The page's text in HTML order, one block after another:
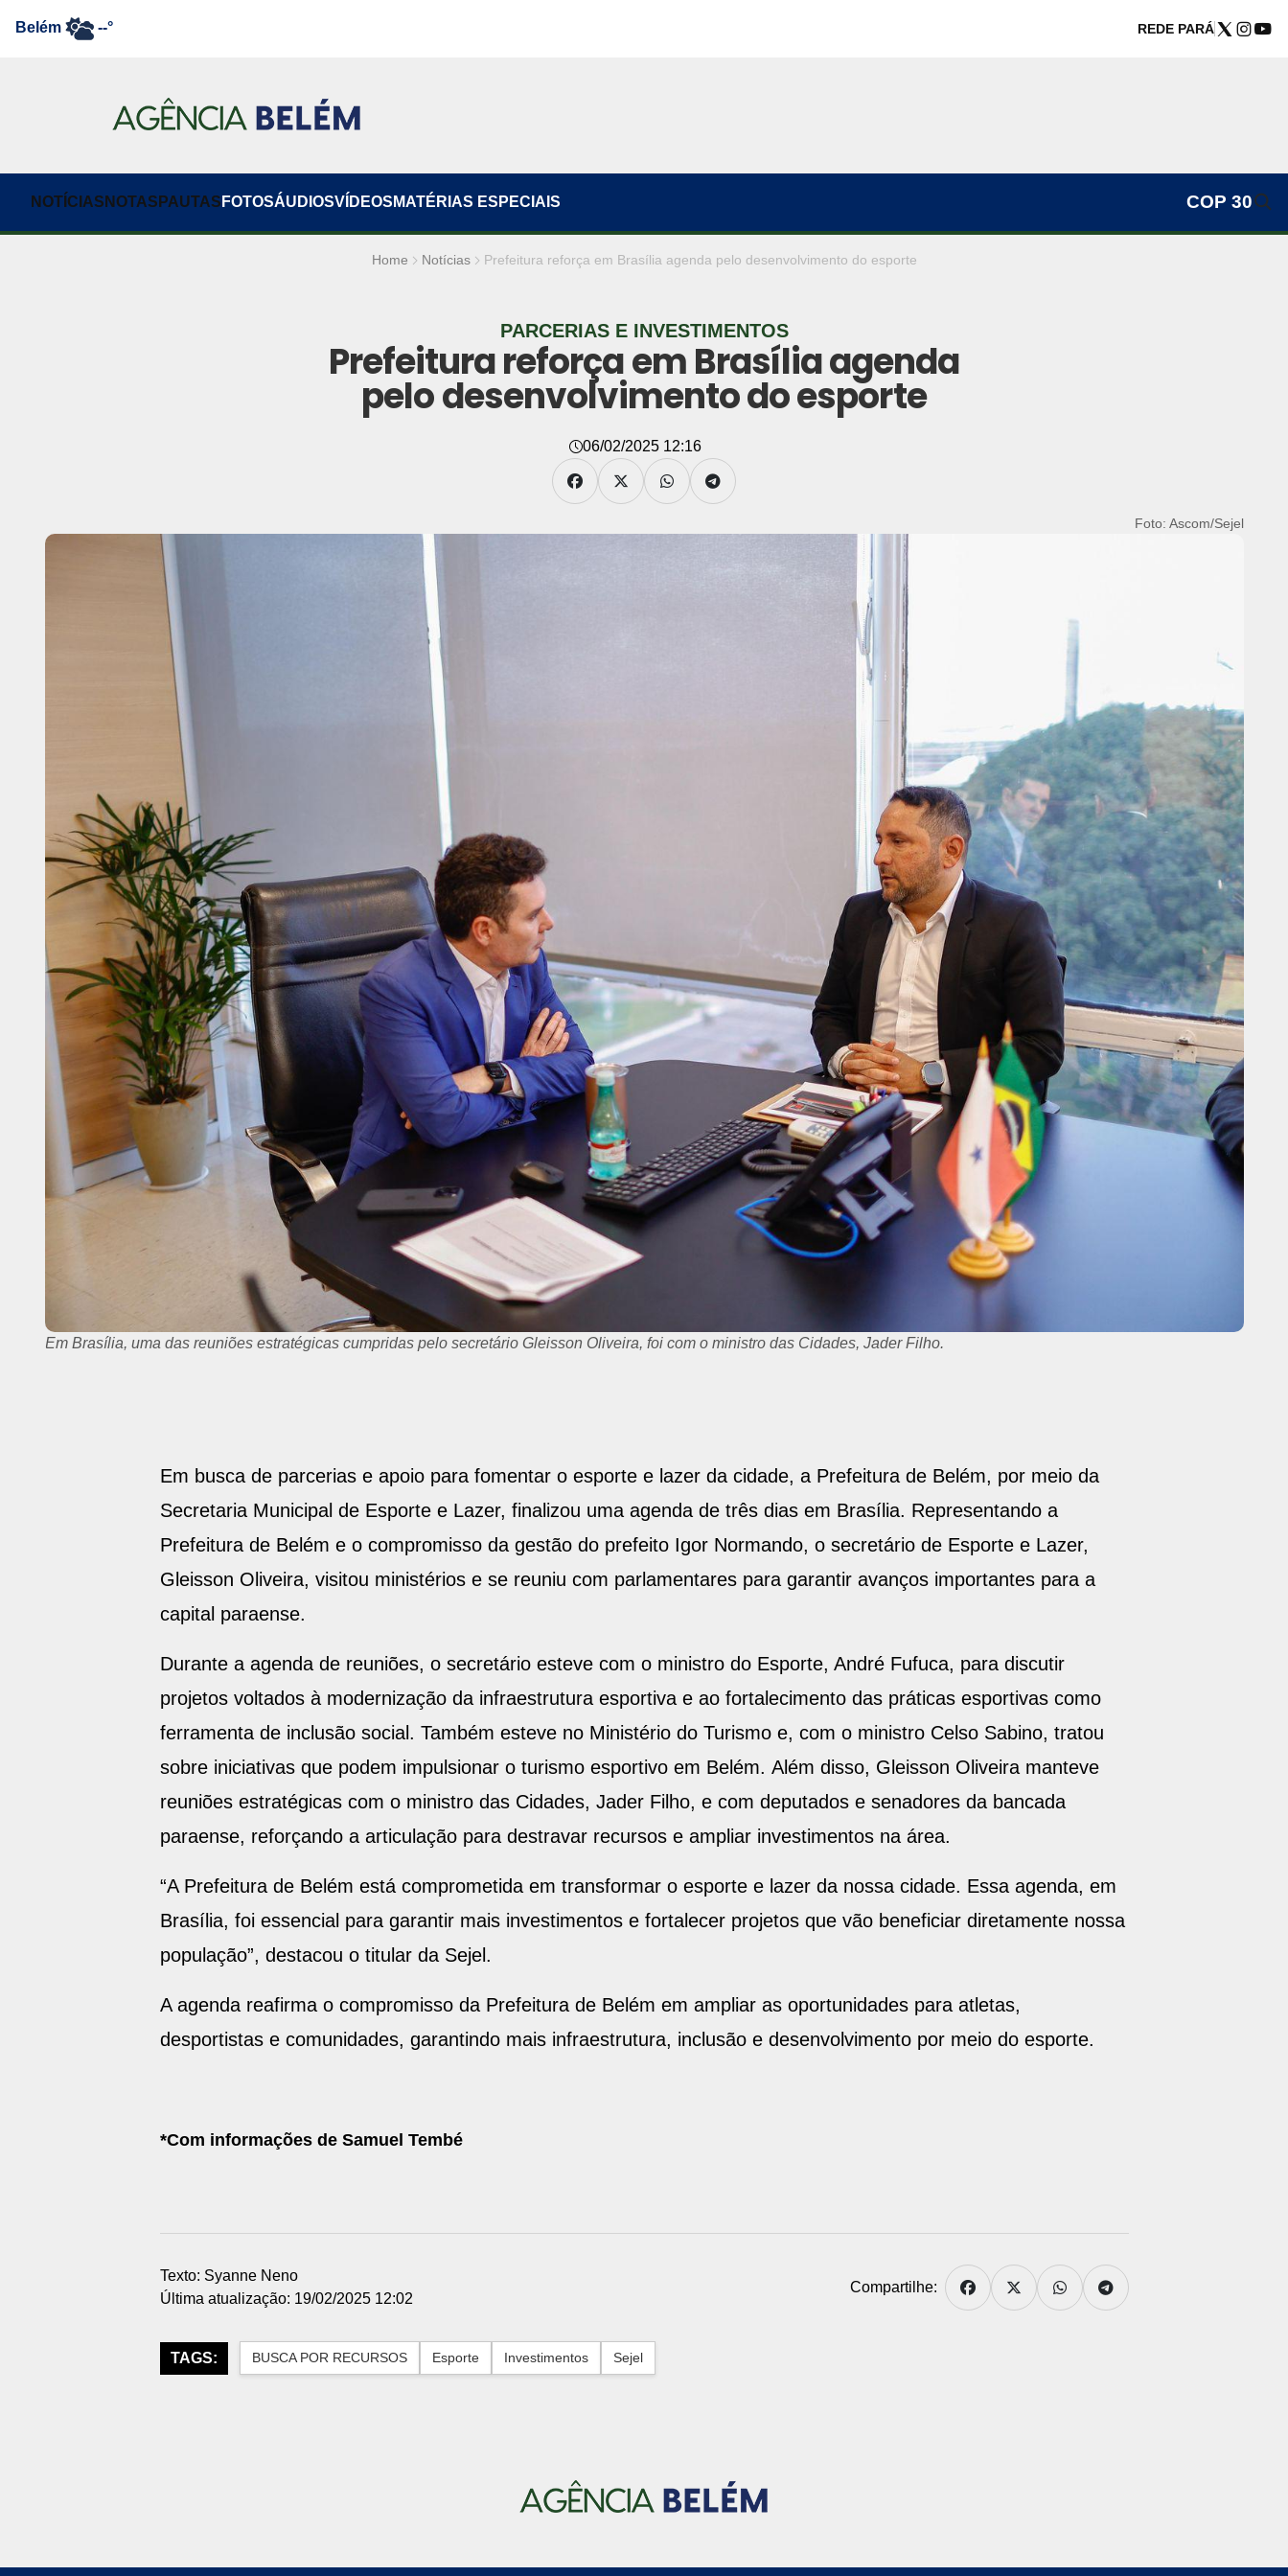
Belém --° REDE PARÁ
NOTÍCIAS NOTAS PAUTAS FOTOSÁUDIOSVÍDEOS MATÉRIAS ESPECIAIS COP 30
Home Notícias Prefeitura reforça em Brasília agenda pelo desenvolvimento do esporte
PARCERIAS E INVESTIMENTOS
Prefeitura reforça em Brasília agenda
pelo desenvolvimento do esporte
06/02/2025 12:16
Foto: Ascom/Sejel
Em Brasília, uma das reuniões estratégicas cumpridas pelo secretário Gleisson Oliveira, foi com o ministro das Cidades, Jader Filho.
Em busca de parcerias e apoio para fomentar o esporte e lazer da cidade, a Prefeitura de Belém, por meio da
Secretaria Municipal de Esporte e Lazer, finalizou uma agenda de três dias em Brasília. Representando a
Prefeitura de Belém e o compromisso da gestão do prefeito Igor Normando, o secretário de Esporte e Lazer,
Gleisson Oliveira, visitou ministérios e se reuniu com parlamentares para garantir avanços importantes para a
capital paraense.
Durante a agenda de reuniões, o secretário esteve com o ministro do Esporte, André Fufuca, para discutir
projetos voltados à modernização da infraestrutura esportiva e ao fortalecimento das práticas esportivas como
ferramenta de inclusão social. Também esteve no Ministério do Turismo e, com o ministro Celso Sabino, tratou
sobre iniciativas que podem impulsionar o turismo esportivo em Belém. Além disso, Gleisson Oliveira manteve
reuniões estratégicas com o ministro das Cidades, Jader Filho, e com deputados e senadores da bancada
paraense, reforçando a articulação para destravar recursos e ampliar investimentos na área.
“A Prefeitura de Belém está comprometida em transformar o esporte e lazer da nossa cidade. Essa agenda, em
Brasília, foi essencial para garantir mais investimentos e fortalecer projetos que vão beneficiar diretamente nossa
população”, destacou o titular da Sejel.
A agenda reafirma o compromisso da Prefeitura de Belém em ampliar as oportunidades para atletas,
desportistas e comunidades, garantindo mais infraestrutura, inclusão e desenvolvimento por meio do esporte.
*Com informações de Samuel Tembé
Texto: Syanne Neno
Última atualização: 19/02/2025 12:02
Compartilhe:
TAGS: BUSCA POR RECURSOS Esporte Investimentos Sejel